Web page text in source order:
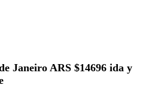
Janeiro ARS $14696 ida y